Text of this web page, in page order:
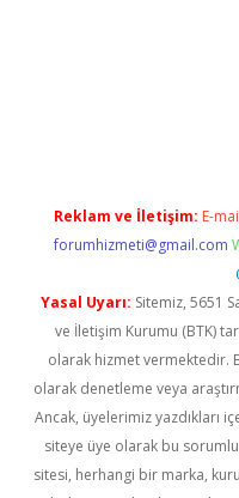
Reklam ve İletişim: E-
forumhizmeti@gmail.com
Yasal Uyarı: Sitemiz, 5651
ve İletişim Kurumu (BTK)
olarak hizmet vermektedir.
olarak denetleme veya
Ancak, üyelerimiz yazdıkları
siteye üye olarak bu
sitesi, herhangi bir marka,